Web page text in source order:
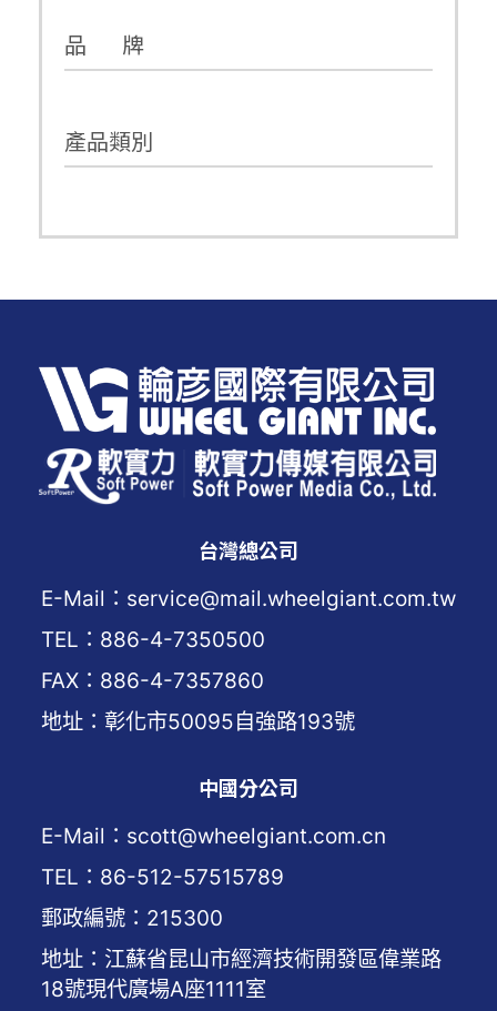
品 牌
產品類別
台灣總公司
E-Mail：service@mail.wheelgiant.com.tw
TEL：886-4-7350500
FAX：886-4-7357860
地址：彰化市50095自強路193號
中國分公司
E-Mail：scott@wheelgiant.com.cn
TEL：86-512-57515789
郵政編號：215300
地址：江蘇省昆山市經濟技術開發區偉業路
18號現代廣場A座1111室